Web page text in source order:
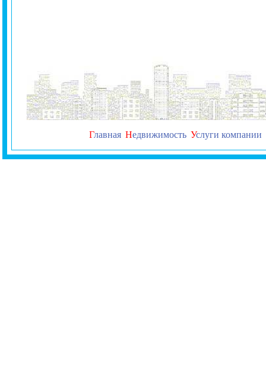
Главная Недвижимость Услуги компании